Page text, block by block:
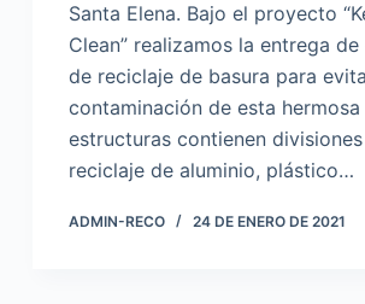
Santa Elena. Bajo el proyecto
Clean” realizamos la entrega
de reciclaje de basura para
contaminación de esta hermosa
estructuras contienen
reciclaje de aluminio, plástico…
ADMIN-RECO 24 DE ENERO DE 2021